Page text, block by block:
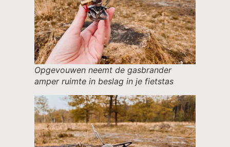
Opgevouwen neemt de gasbrander
amper ruimte in beslag in je fietstas